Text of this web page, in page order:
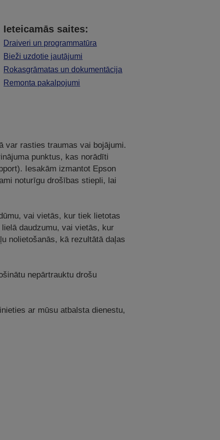
Ieteicamās saites:
Draiveri un programmatūra
Bieži uzdotie jautājumi
Rokasgrāmatas un dokumentācija
Remonta pakalpojumi
var rasties traumas vai bojājumi.
punktus, kas norādīti
Iesakām izmantot Epson
noturīgu drošības stiepli, lai
vai vietās, kur tiek lietotas
daudzumu, vai vietās, kur
nolietošanās, kā rezultātā daļas
nepārtrauktu drošu
ar mūsu atbalsta dienestu,